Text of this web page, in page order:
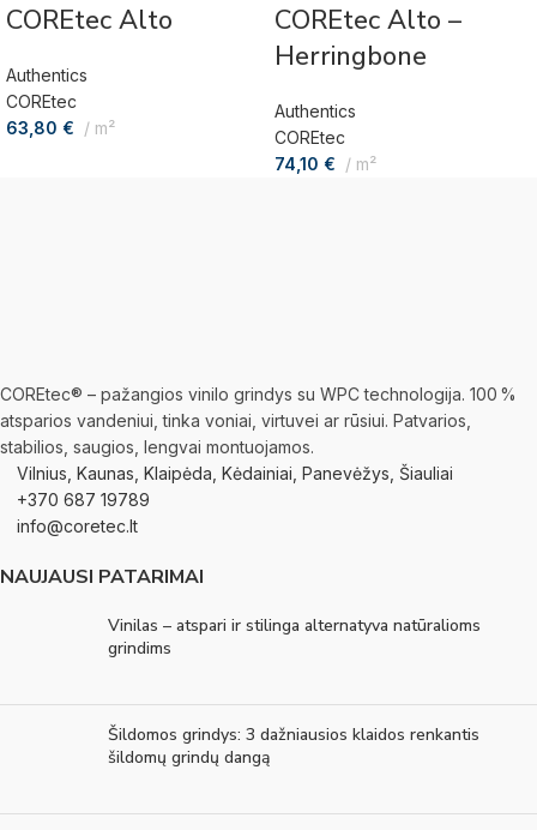
COREtec Alto
Authentics
COREtec
63,80 € m²
COREtec Alto –
Herringbone
Authentics
COREtec
74,10 € m²
COREtec® – pažangios vinilo grindys su WPC technologija. 100 %
atsparios vandeniui, tinka voniai, virtuvei ar rūsiui. Patvarios,
stabilios, saugios, lengvai montuojamos.
Vilnius, Kaunas, Klaipėda, Kėdainiai, Panevėžys, Šiauliai
+370 687 19789
info@coretec.lt
NAUJAUSI PATARIMAI
Vinilas – atspari ir stilinga alternatyva natūralioms
grindims
Šildomos grindys: 3 dažniausios klaidos renkantis
šildomų grindų dangą